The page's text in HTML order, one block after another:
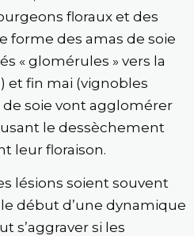
floraux et des
forme des amas de soie
« glomérules » vers la
et fin mai (vignobles
soie vont agglomérer
le dessèchement
leur floraison.
lésions soient souvent
début d’une dynamique
s’aggraver si les